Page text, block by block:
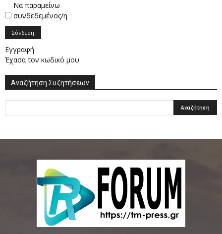
Να παραμείνω
συνδεδεμένος/η
Σύνδεση
Εγγραφή
Έχασα τον κωδικό μου
Αναζήτηση Συζητήσεων